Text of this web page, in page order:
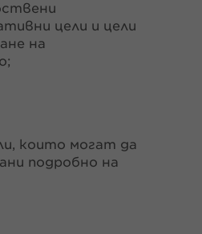
цели и цели
на
които могат да
подробно на